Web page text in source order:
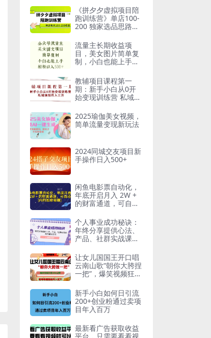
《拼夕夕虚拟项目陪
跑训练营》单店100-
200 独家选品思路与
流量主长期收益项
目，美女图片简单复
制，小白也能上手，
教辅项目课程第一
期：新手小白从0开
始变现训练营 私域搞
2025瑜伽美女视频，
简单流量变现新玩法
2024同城交友项目新
手操作日入500+
闲鱼电影票自动化，
年底开启月入 2W +
的财富通道，可自动
个人事业成功秘诀：
年终分享提供心法、
产品、社群实战课、
让女儿国国王开口唱
云南山歌“朝你大胯捏
一把”，爆笑视频狂揽
后起号快轻松月入过
W
新手小白如何日引流
200+创业粉通过卖项
目年入百万
最新看广告获取收益